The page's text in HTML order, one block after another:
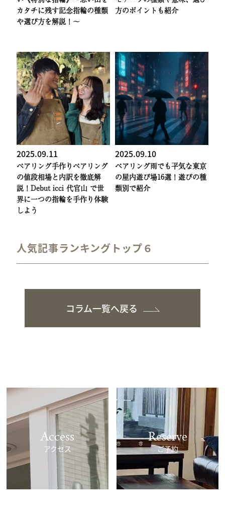
カタチに残す記念指輪の種類
や選び方を解説！〜
方のポイントも紹介
2025.09.11
ペアリング手作りペアリング
の値段相場と内訳を徹底解
説！Debut icci 代官山 で世
界に一つの指輪を手作り体験
しよう
2025.09.10
ペアリング雨でも平気な東京
の屋内遊び場16選！遊びの種
類別で紹介
人気記事ランキングトップ６
コラム一覧へ戻る
Access
アクセス
Reserve
ご予約